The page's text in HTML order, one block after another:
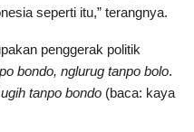
seperti itu,” terangnya.
penggerak politik
bondo, nglurug tanpo bolo.
tanpo bondo (baca: kaya